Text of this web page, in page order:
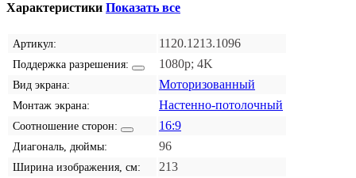
Характеристики Показать все
Артикул: 1120.1213.1096
Поддержка разрешения: 1080p; 4K
Вид экрана: Моторизованный
Монтаж экрана: Настенно-потолочный
Соотношение сторон: 16:9
Диагональ, дюймы: 96
Ширина изображения, см: 213